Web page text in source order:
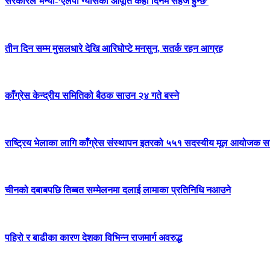
तीन दिन सम्म मुसलधारे देखि आरिघोप्टे मनसुन, सतर्क रहन आग्रह
काँग्रेस केन्द्रीय समितिको बैठक साउन २४ गते बस्ने
राष्ट्रिय भेलाका लागि काँग्रेस संस्थापन इतरको ५५१ सदस्यीय मूल आयोजक
चीनको दबाबपछि तिब्बत सम्मेलनमा दलाई लामाका प्रतिनिधि नआउने
पहिरो र बाढीका कारण देशका विभिन्न राजमार्ग अवरुद्ध